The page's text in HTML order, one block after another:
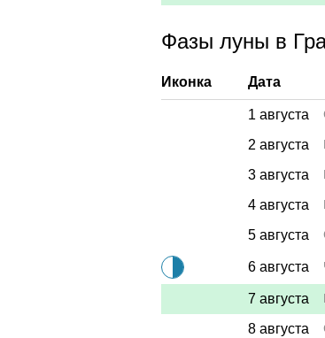
Фазы луны в
Иконка Дата
1 августа
2 августа
3 августа
4 августа
5 августа
6 августа
7 августа
8 августа